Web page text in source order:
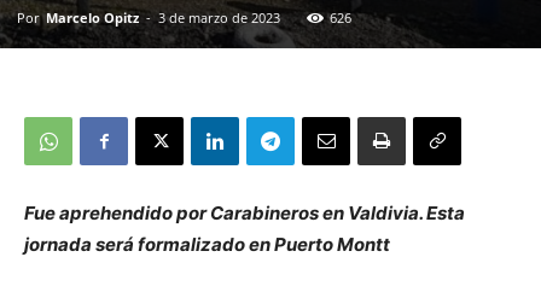
Por Marcelo Opitz - 3 de marzo de 2023 626
Fue aprehendido por Carabineros en Valdivia. Esta
jornada será formalizado en Puerto Montt